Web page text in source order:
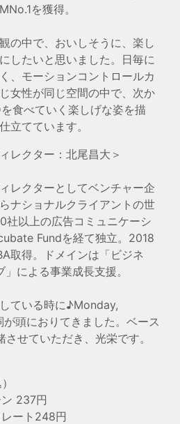
を獲得。
の中で、おいしそうに、楽し
したいと思いました。日毎に
、モーションコントロールカ
女性が同じ空間の中で、次か
食べていく楽しげな姿を描
立てています。
レクター：北尾昌大＞
レクターとしてベンチャー企
ナショナルクライアントの世
社以上の広告コミュニケーシ
Fundを経て独立。2018
取得。ドメインは「ビジネ
による事業成長支援。
ている時に♪Monday,
頭におりてきました。ベース
せていただき、光栄です。
237円
ート248円